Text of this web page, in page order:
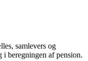
samlevers og
i beregningen af pension.